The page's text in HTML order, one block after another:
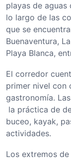
playas de aguas
lo largo de las
que se
Buenaventura,
Playa Blanca,
El corredor
primer nivel con
gastronomía.
la práctica de
buceo, kayak,
actividades.
Los extremos